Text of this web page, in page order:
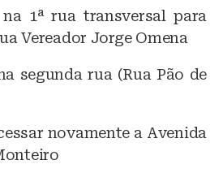
1ª rua transversal para
Vereador Jorge Omena
segunda rua (Rua Pão de
novamente a Avenida